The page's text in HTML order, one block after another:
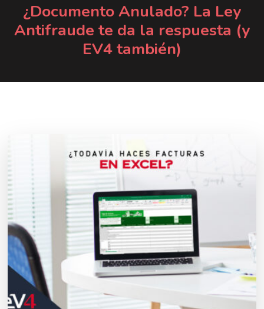
¿Documento Anulado? La Ley
Antifraude te da la respuesta (y
EV4 también)